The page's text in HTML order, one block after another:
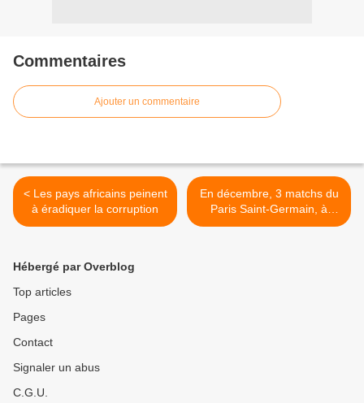
Commentaires
Ajouter un commentaire
< Les pays africains peinent
à éradiquer la corruption
En décembre, 3 matchs du
Paris Saint-Germain, à
suivre en direct et en
Hébergé par Overblog
Top articles
Pages
Contact
Signaler un abus
C.G.U.